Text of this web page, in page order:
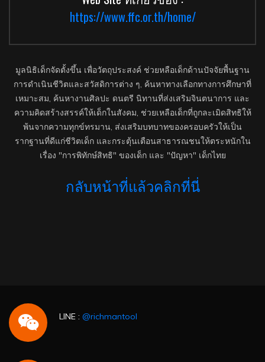
https://www.ffc.or.th/home/
มูลนิธิเด็กจัดตั้งขึ้น เพื่อวัตถุประสงค์ ช่วยหลือเด็กด้านปัจจัยพื้นฐาน
การดำเนินชีวิตและสวัสดิการต่าง ๆ, ค้นหาทางเลือกทางการศึกษาที่
เหมาะสม, ค้นหางานศิลปะ ดนตรี นิทานที่ส่งเสริมจินตนาการ และ
ความคิดสร้างสรรค์ให้เด็กในสังคม, ช่วยเหลือเด็กที่ถูกละเมิดสิทธิให้
พ้นจากความทุกข์ทรมาน, ส่งเสริมบทบาทของครอบครัวให้เป็น
รากฐานที่ดีแก่ชีวิตเด็ก และกระตุ้นเตือนสาธารณชนให้ตระหนักใน
เรื่อง "การพิทักษ์สิทธิ" ของเด็ก และ "ปัญหา" เด็กไทย
กลับหน้าที่แล้วคลิกที่นี่
LINE : @richmantool